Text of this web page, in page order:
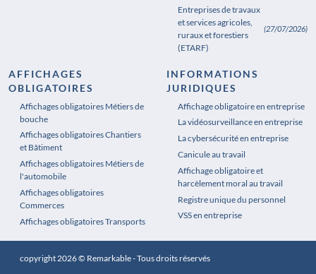
Entreprises de travaux
et services agricoles,
ruraux et forestiers
(ETARF)
(27/07/2026)
AFFICHAGES
OBLIGATOIRES
Affichages obligatoires Métiers de
bouche
Affichages obligatoires Chantiers
et Bâtiment
Affichages obligatoires Métiers de
l'automobile
Affichages obligatoires
Commerces
Affichages obligatoires Transports
Affichages obligatoires Pharmacie
INFORMATIONS
JURIDIQUES
Affichage obligatoire en entreprise
La vidéosurveillance en entreprise
La cybersécurité en entreprise
Canicule au travail
Affichage obligatoire et
harcèlement moral au travail
Registre unique du personnel
VSS en entreprise
copyright 2026 © Remarkable - Tous droits réservés